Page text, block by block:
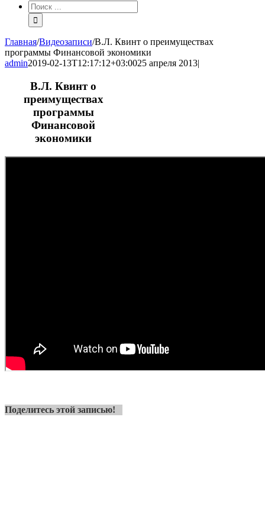
Результат
поиска:
Главная/Видеозаписи/В.Л. Квинт о преимуществах
программы Финансовой экономики
admin2019-02-13T12:17:12+03:0025 апреля 2013|
В.Л. Квинт о
преимуществах
программы
Финансовой
экономики
Поделитесь этой записью!